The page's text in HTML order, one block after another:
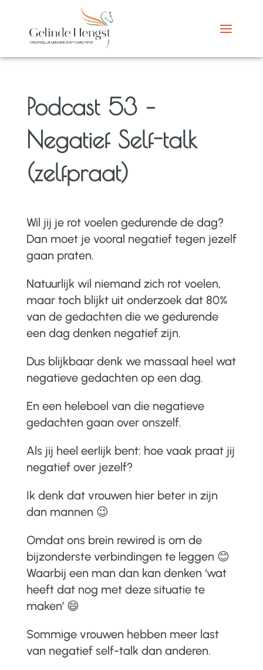
Podcast 53 –
Negatief Self-talk
(zelfpraat)
Wil jij je rot voelen gedurende de dag?
Dan moet je vooral negatief tegen jezelf
gaan praten.
Natuurlijk wil niemand zich rot voelen,
maar toch blijkt uit onderzoek dat 80%
van de gedachten die we gedurende
een dag denken negatief zijn.
Dus blijkbaar denk we massaal heel wat
negatieve gedachten op een dag.
En een heleboel van die negatieve
gedachten gaan over onszelf.
Als jij heel eerlijk bent: hoe vaak praat jij
negatief over jezelf?
Ik denk dat vrouwen hier beter in zijn
dan mannen 😉
Omdat ons brein rewired is om de
bijzonderste verbindingen te leggen 😊
Waarbij een man dan kan denken ‘wat
heeft dat nog met deze situatie te
maken’ 😄
Sommige vrouwen hebben meer last
van negatief self-talk dan anderen.